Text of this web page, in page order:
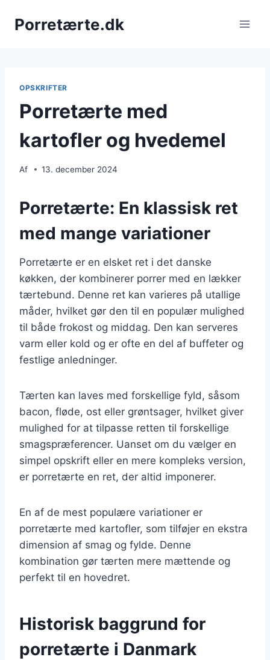
Porretærte.dk
OPSKRIFTER
Porretærte med
kartofler og hvedemel
Af 13. december 2024
Porretærte: En klassisk ret
med mange variationer
Porretærte er en elsket ret i det danske
køkken, der kombinerer porrer med en lækker
tærtebund. Denne ret kan varieres på utallige
måder, hvilket gør den til en populær mulighed
til både frokost og middag. Den kan serveres
varm eller kold og er ofte en del af buffeter og
festlige anledninger.
Tærten kan laves med forskellige fyld, såsom
bacon, fløde, ost eller grøntsager, hvilket giver
mulighed for at tilpasse retten til forskellige
smagspræferencer. Uanset om du vælger en
simpel opskrift eller en mere kompleks version,
er porretærte en ret, der altid imponerer.
En af de mest populære variationer er
porretærte med kartofler, som tilføjer en ekstra
dimension af smag og fylde. Denne
kombination gør tærten mere mættende og
perfekt til en hovedret.
Historisk baggrund for
porretærte i Danmark